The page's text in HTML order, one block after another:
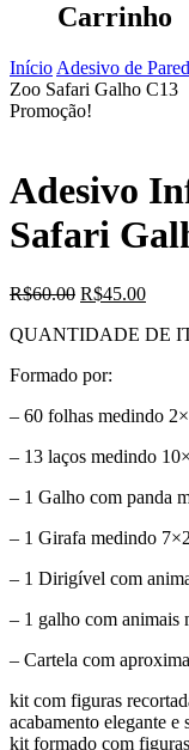
Carrinho
Início Adesivo de
Zoo Safari Galho C13
Promoção!
Adesivo
Safari
R$60.00 O
original
R$60.00.
R$45.00O
atual
QUANTIDADE DE
Formado por:
– 60 folhas medindo
– 13 laços medindo
– 1 Galho com panda
– 1 Girafa medindo
– 1 Dirigível com
– 1 galho com animais
– Cartela com
kit com figuras
acabamento elegante e
kit formado com